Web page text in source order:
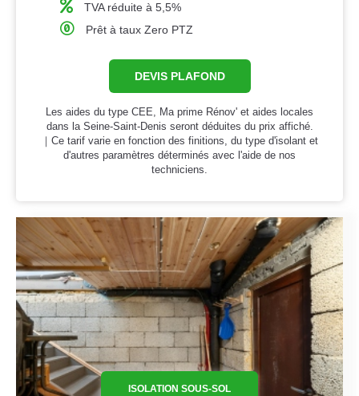
TVA réduite à 5,5%
Prêt à taux Zero PTZ
DEVIS PLAFOND
Les aides du type CEE, Ma prime Rénov' et aides locales
dans la Seine-Saint-Denis seront déduites du prix affiché.
｜Ce tarif varie en fonction des finitions, du type d'isolant et
d'autres paramètres déterminés avec l'aide de nos
techniciens.
ISOLATION SOUS-SOL